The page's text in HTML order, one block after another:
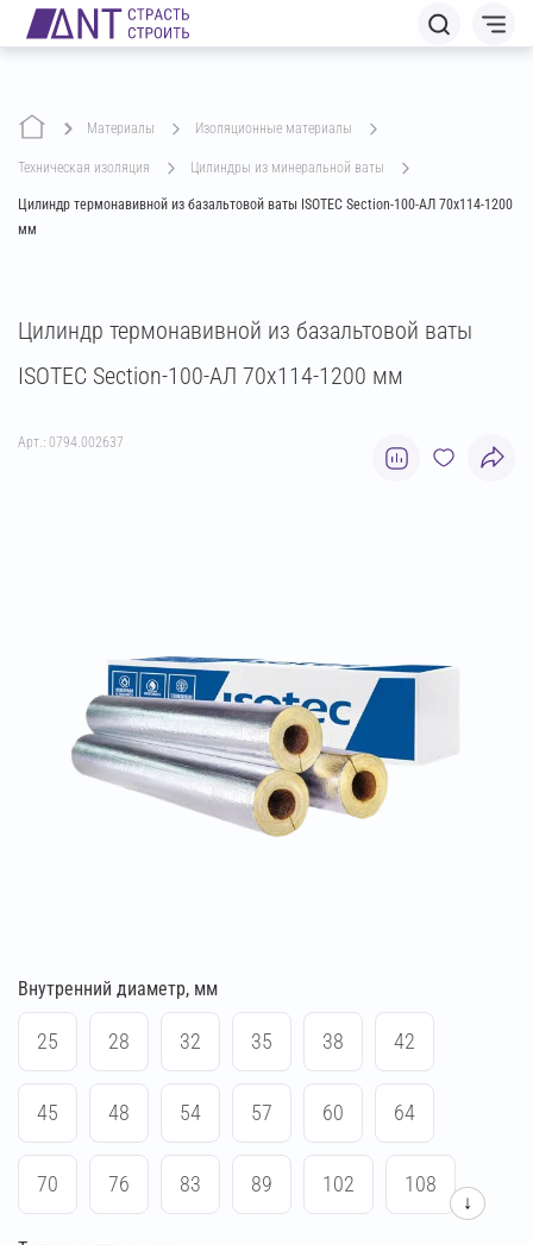
Материалы изоляционные материалы
техническая изоляция цилиндры из минеральной ваты
Цилиндр термонавивной из базальтовой ваты ISOTEC Section-100-АЛ 70х114-1200
мм
Цилиндр термонавивной из базальтовой ваты
ISOTEC Section-100-АЛ 70х114-1200 мм
Арт.: 0794.002637
Внутренний диаметр, мм
25 28 32 35 38 42
45 48 54 57 60 64
70 76 83 89 102 108
↓